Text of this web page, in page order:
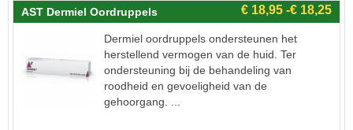
AST Dermiel Oordruppels
Dermiel oordruppels ondersteunen het
herstellend vermogen van de huid. Ter
ondersteuning bij de behandeling van
roodheid en gevoeligheid van de
gehoorgang. ...